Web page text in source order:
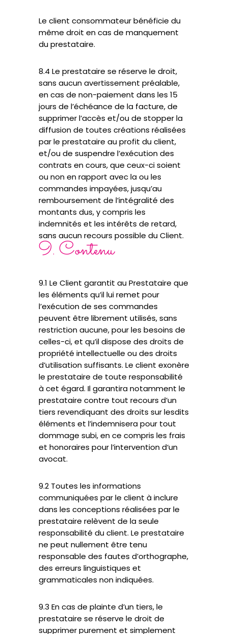
Le client consommateur bénéficie du
même droit en cas de manquement
du prestataire.
8.4 Le prestataire se réserve le droit,
sans aucun avertissement préalable,
en cas de non-paiement dans les 15
jours de l’échéance de la facture, de
supprimer l’accès et/ou de stopper la
diffusion de toutes créations réalisées
par le prestataire au profit du client,
et/ou de suspendre l’exécution des
contrats en cours, que ceux-ci soient
ou non en rapport avec la ou les
commandes impayées, jusqu’au
remboursement de l’intégralité des
montants dus, y compris les
indemnités et les intérêts de retard,
sans aucun recours possible du Client.
9. Contenu
9.1 Le Client garantit au Prestataire que
les éléments qu’il lui remet pour
l’exécution de ses commandes
peuvent être librement utilisés, sans
restriction aucune, pour les besoins de
celles-ci, et qu’il dispose des droits de
propriété intellectuelle ou des droits
d’utilisation suffisants. Le client exonère
le prestataire de toute responsabilité
à cet égard. Il garantira notamment le
prestataire contre tout recours d’un
tiers revendiquant des droits sur lesdits
éléments et l’indemnisera pour tout
dommage subi, en ce compris les frais
et honoraires pour l’intervention d‘un
avocat.
9.2 Toutes les informations
communiquées par le client à inclure
dans les conceptions réalisées par le
prestataire relèvent de la seule
responsabilité du client. Le prestataire
ne peut nullement être tenu
responsable des fautes d’orthographe,
des erreurs linguistiques et
grammaticales non indiquées.
9.3 En cas de plainte d’un tiers, le
prestataire se réserve le droit de
supprimer purement et simplement